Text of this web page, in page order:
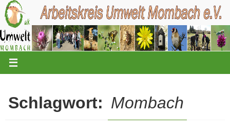
Zum
Inhalt
springen
Schlagwort: Mombach